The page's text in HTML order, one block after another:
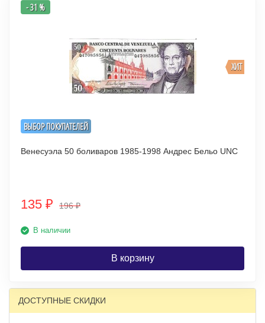
ВЫБОР ПОКУПАТЕЛЕЙ
ХИТ
- 31 %
Венесуэла 50 боливаров 1985-1998 Андрес Бельо UNC
135 ₽ 196₽
В наличии
В корзину
ДОСТУПНЫЕ СКИДКИ